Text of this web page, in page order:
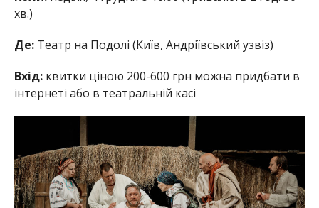
хв.)
Де: Театр на Подолі (Київ, Андріївський узвіз)
Вхід: квитки ціною 200-600 грн можна придбати в
інтернеті або в театральній касі